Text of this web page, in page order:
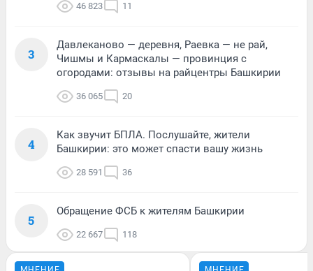
46 823 11
3
Давлеканово — деревня, Раевка — не рай,
Чишмы и Кармаскалы — провинция с
огородами: отзывы на райцентры Башкирии
36 065 20
4
Как звучит БПЛА. Послушайте, жители
Башкирии: это может спасти вашу жизнь
28 591 36
5
Обращение ФСБ к жителям Башкирии
22 667 118